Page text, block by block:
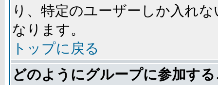
り、特定のユーザーしか入れ
なります。
トップに戻る
どのようにグループに参加す